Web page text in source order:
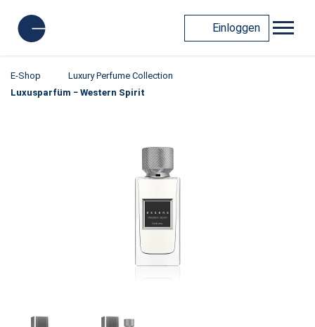
Einloggen
E-Shop
Luxury Perfume Collection
Luxusparfüm − Western Spirit